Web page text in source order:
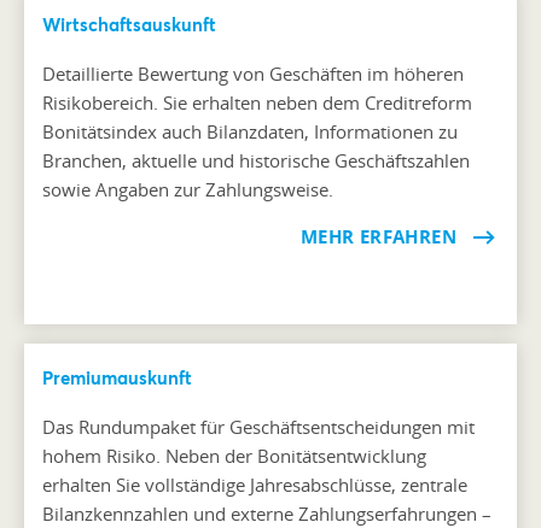
Wirtschaftsauskunft
Detaillierte Bewertung von Geschäften im höheren
Risikobereich. Sie erhalten neben dem Creditreform
Bonitätsindex auch Bilanzdaten, Informationen zu
Branchen, aktuelle und historische Geschäftszahlen
sowie Angaben zur Zahlungsweise.
MEHR ERFAHREN
Premiumauskunft
Das Rundumpaket für Geschäftsentscheidungen mit
hohem Risiko. Neben der Bonitätsentwicklung
erhalten Sie vollständige Jahresabschlüsse, zentrale
Bilanzkennzahlen und externe Zahlungserfahrungen –